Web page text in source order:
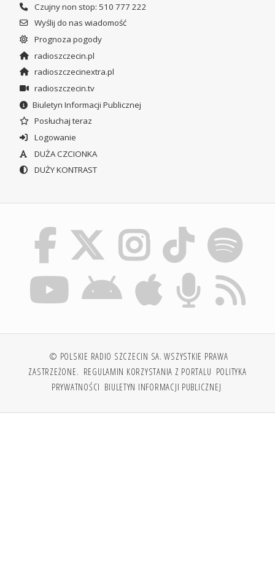
Czujny non stop: 510 777 222
Wyślij do nas wiadomość
Prognoza pogody
radioszczecin.pl
radioszczecinextra.pl
radioszczecin.tv
Biuletyn Informacji Publicznej
Posłuchaj teraz
Logowanie
DUŻA CZCIONKA
DUŻY KONTRAST
© POLSKIE RADIO SZCZECIN SA. WSZYSTKIE PRAWA
ZASTRZEŻONE. REGULAMIN KORZYSTANIA Z PORTALU POLITYKA
PRYWATNOŚCI BIULETYN INFORMACJI PUBLICZNEJ